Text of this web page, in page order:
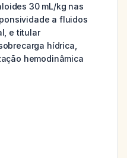
30 mL/kg nas
a fluidos
e titular
hídrica,
hemodinâmica